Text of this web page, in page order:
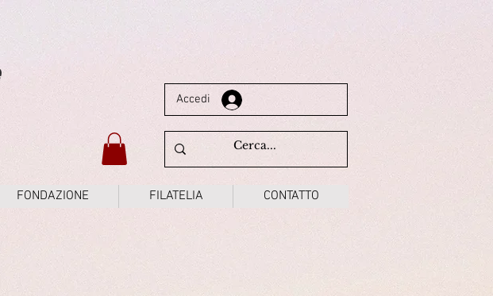
Accedi
FONDAZIONE FILATELIA CONTATTO